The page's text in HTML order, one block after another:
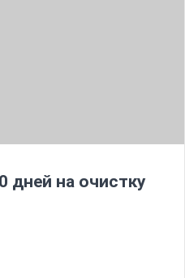
дней на очистку